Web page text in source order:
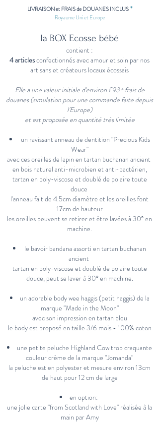
LIVRAISON et FRAIS de DOUANES INCLUS*
Royaume Uni et Europe
la BOX Ecosse bébé
contient :
4 articlesconfectionnés avec amour et soin par nos
artisans et créateurs locaux écossais
Elle a une valeur initiale d'environ £93+ frais de
douanes (simulation pour une commande faite depuis
l'Europe)
et est proposée en quantité très limitée
un ravissant anneau de dentition "Precious Kids
Wear"
avec ces oreilles de lapin en tartan buchanan ancient
en bois naturel anti-microbien et anti-bactérien,
tartan en poly-viscose et doublé de polaire toute
douce
l'anneau fait de 4.5cm diamètre et les oreilles font
17cm de hauteur
les oreilles peuvent se retirer et être lavées à 30° en
machine.
le bavoir bandana assorti en tartan buchanan
ancient
tartan en poly-viscose et doublé de polaire toute
douce, peut se laver à 30° en machine.
un adorable body wee haggis (petit haggis) de la
marque "Made in the Moon"
avec son impression en tartan bleu
le body est proposé en taille 3/6 mois - 100% coton
une petite peluche Highland Cow trop craquante
couleur crème de la marque "Jomanda"
la peluche est en polyester et mesure environ 13cm
de haut pour 12 cm de large
en option:
une jolie carte "from Scotland with Love" réalisée à la
main par Amy